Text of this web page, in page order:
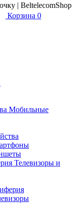
| BeltelecomShop
Корзина 0
Мобильные
Телевизоры и